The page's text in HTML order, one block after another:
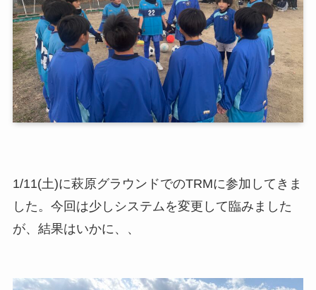
1/11(土)に萩原グラウンドでのTRMに参加してきま
した。今回は少しシステムを変更して臨みました
が、結果はいかに、、